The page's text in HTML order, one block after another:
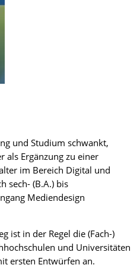
und Studium schwankt,
als Ergänzung zu einer
im Bereich Digital und
sech- (B.A.) bis
Mediendesign
ist in der Regel die (Fach-)
und Universitäten
ersten Entwürfen an.